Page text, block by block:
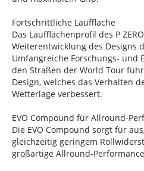
Fortschrittliche Lauffläche
Das Laufflächenprofil des P
Weiterentwicklung des Designs
Umfangreiche Forschungs- und
den Straßen der World Tour
Design, welches das Verhalten
Wetterlage verbessert.
EVO Compound für Allround-
Die EVO Compound sorgt für
gleichzeitig geringem
großartige Allround-